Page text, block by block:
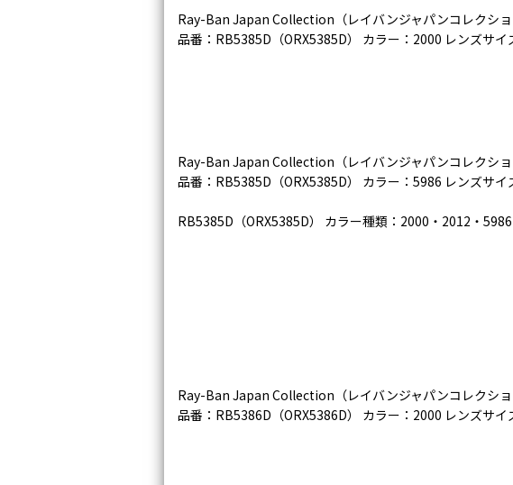
Ray-Ban Japan Collection（レイバンジャパンコレクショ
品番：RB5385D（ORX5385D） カラー：2000 レンズサ
Ray-Ban Japan Collection（レイバンジャパンコレクショ
品番：RB5385D（ORX5385D） カラー：5986 レンズサ
RB5385D（ORX5385D） カラー種類：2000・2012・
Ray-Ban Japan Collection（レイバンジャパンコレクショ
品番：RB5386D（ORX5386D） カラー：2000 レンズサ